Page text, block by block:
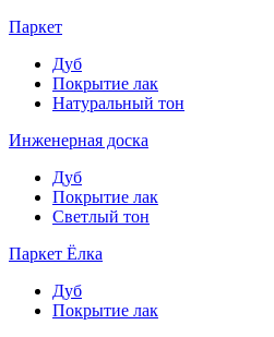
Паркет
Дуб
Покрытие лак
Натуральный тон
Инженерная доска
Дуб
Покрытие лак
Светлый тон
Паркет Ёлка
Дуб
Покрытие лак